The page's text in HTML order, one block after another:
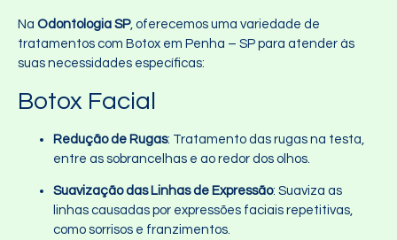
Na Odontologia SP, oferecemos uma variedade de
tratamentos com Botox em Penha – SP para atender às
suas necessidades específicas:
Botox Facial
Redução de Rugas: Tratamento das rugas na testa,
entre as sobrancelhas e ao redor dos olhos.
Suavização das Linhas de Expressão: Suaviza as
linhas causadas por expressões faciais repetitivas,
como sorrisos e franzimentos.